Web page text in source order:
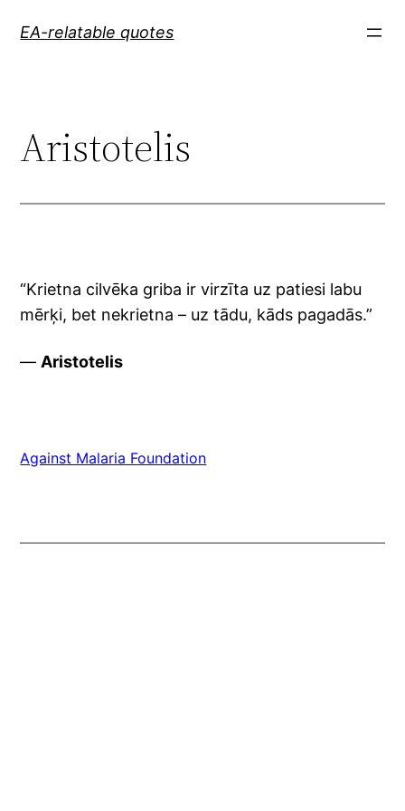
EA-relatable quotes
Aristotelis
“Krietna cilvēka griba ir virzīta uz patiesi labu
mērķi, bet nekrietna – uz tādu, kāds pagadās.”
—Aristotelis
Against Malaria Foundation